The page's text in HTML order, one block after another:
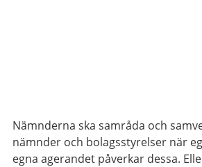
Nämnderna ska samråda och
nämnder och bolagsstyrelser när
egna agerandet påverkar dessa.